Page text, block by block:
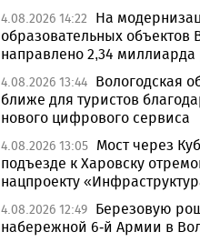
4.08.2026 14:22
На
образовательных объектов
направлено 2,34 миллиарда
4.08.2026 13:44 Вологодская
ближе для туристов
нового цифрового сервиса
4.08.2026 13:05 Мост через
подъезде к Харовску
нацпроекту
4.08.2026 12:49 Березовую
набережной 6-й Армии в